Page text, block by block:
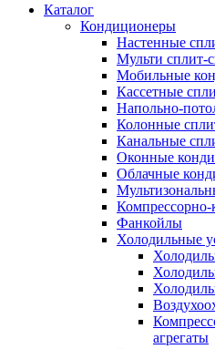
Каталог
Кондиционеры
Настенные
Мульти сплит-
Мобильные
Кассетные
Напольно-
Колонные
Канальные
Оконные
Облачные
Фанкойлы
Холодильные
агрегаты